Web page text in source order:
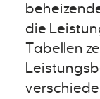
die
Tabellen